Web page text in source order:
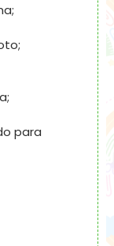
para